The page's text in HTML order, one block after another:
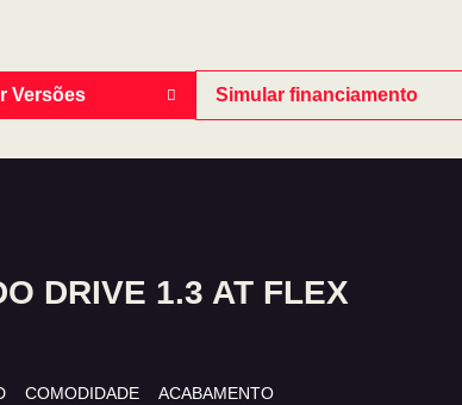
Versões Simular financiamento
DRIVE 1.3 AT FLEX
COMODIDADE ACABAMENTO